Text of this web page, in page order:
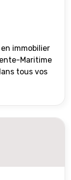
immobilier
Maritime
tous vos